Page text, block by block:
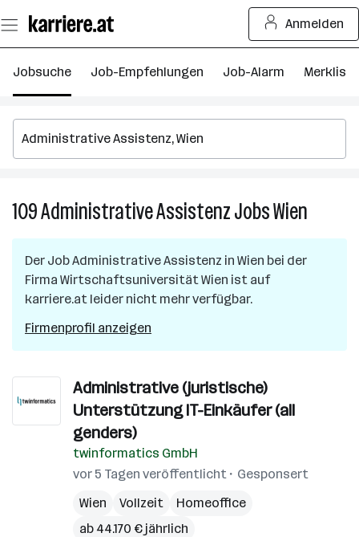
Seiteninhalt
springen
Anmelden
Jobsuche Job-Empfehlungen Job-Alarm Merkliste
109Administrative AssistenzJobsWien
Der JobAdministrative Assistenz in Wien bei der
Firma Wirtschaftsuniversität Wien ist auf
karriere.at leider nicht mehr verfügbar.
Firmenprofil anzeigen
Administrative (juristische)
Unterstützung IT-Einkäufer (all
genders)
twinformatics GmbH
vor 5 Tagen veröffentlicht
Gesponsert
Wien
Vollzeit
Homeoffice
ab 44.170 € jährlich